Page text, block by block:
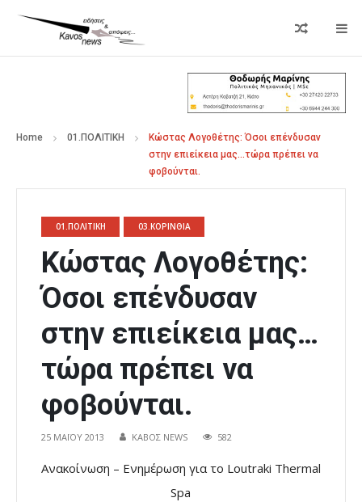
Home 01.ΠΟΛΙΤΙΚΗ
Κώστας Λογοθέτης: Όσοι επένδυσαν
στην επιείκεια μας…τώρα πρέπει να
φοβούνται.
01.ΠΟΛΙΤΙΚΗ 03.ΚΟΡΙΝΘΙΑ
Κώστας Λογοθέτης:
Όσοι επένδυσαν
στην επιείκεια μας…
τώρα πρέπει να
φοβούνται.
25 ΜΑΪ́ΟΥ 2013 ΚΑΒΟΣ NEWS 582
Ανακοίνωση – Ενημέρωση για το Loutraki Thermal
Spa